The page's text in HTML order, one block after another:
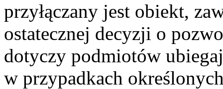
przyłączany jest obiekt,
ostatecznej decyzji o
dotyczy podmiotów
w przypadkach